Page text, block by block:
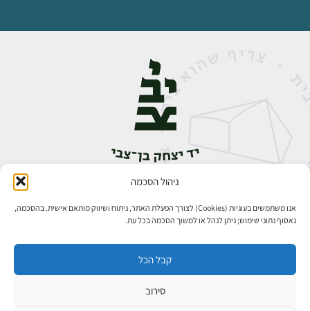
ניהול הסכמה
אנו משתמשים בעוגיות (Cookies) לצורך הפעלת האתר, ניתוח ושיווק מותאם אישית. בהסכמה,
נאסוף נתוני שימוש; ניתן לנהל או למשוך הסכמה בכל עת.
קבל הכל
סירוב
אבן גבירול 14, רחביה, ירושלים